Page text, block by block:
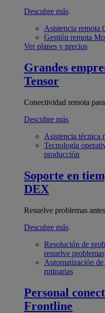
Descubre más
Asistencia remota
Gestión remota
Ver planes y precios
Grandes
Tensor
Conectividad remota
Descubre más
Asistencia técnica
Tecnología
producción
Soporte en
DEX
Resuelve problemas
Descubre más
Resolución de
resuelve problemas
Automatización
rutinarias
Personal
Frontline